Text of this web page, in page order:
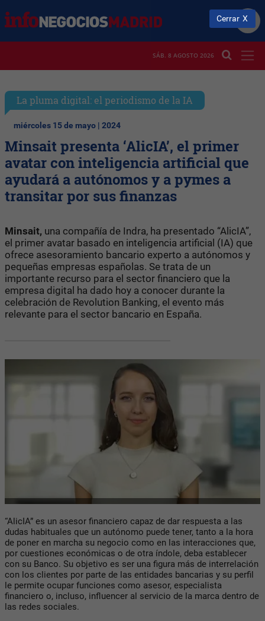
SÁB. 8 AGOSTO 2026
La pluma digital: el periodismo de la IA
miércoles 15 de mayo | 2024
Minsait presenta ‘AlicIA’, el primer
avatar con inteligencia artificial que
ayudará a autónomos y a pymes a
transitar por sus finanzas
Minsait, una compañía de Indra, ha presentado “AlicIA”,
el primer avatar basado en inteligencia artificial (IA) que
ofrece asesoramiento bancario experto a autónomos y
pequeñas empresas españolas. Se trata de un
importante recurso para el sector financiero que la
empresa digital ha dado hoy a conocer durante la
celebración de Revolution Banking, el evento más
relevante para el sector bancario en España.
“AlicIA” es un asesor financiero capaz de dar respuesta a las
dudas habituales que un autónomo puede tener, tanto a la hora
de poner en marcha su negocio como en las interacciones que,
por cuestiones económicas o de otra índole, deba establecer
con su Banco. Su objetivo es ser una figura más de interrelación
con los clientes por parte de las entidades bancarias y su perfil
le permite ocupar funciones como asesor, especialista
financiero o, incluso, influencer al servicio de la marca dentro de
las redes sociales.
Cerrar